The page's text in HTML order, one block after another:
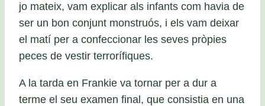
jo mateix, vam explicar als infants com havia de
ser un bon conjunt monstruós, i els vam deixar
el matí per a confeccionar les seves pròpies
peces de vestir terrorífiques.
A la tarda en Frankie va tornar per a dur a
terme el seu examen final, que consistia en una